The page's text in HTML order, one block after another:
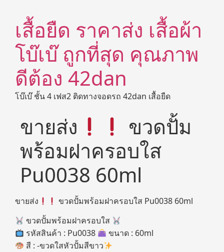
เสื้อยืด ราคาส่ง เสื้อผ้า
โบ๊เบ๊ ถูกที่สุด คุณภาพ
ดีต้อง 42dan
โบ๊เบ๊ ชั้น 4 เฟส2 ติดทางจอดรถ 42dan เสื้อยืด
ขายส่ง
ขวดปั้ม
พร้อมฝาครอบใส
Pu0038 60ml
ขายส่ง
ขวดปั้มพร้อมฝาครอบใส Pu0038 60ml
ขวดปั้มพร้อมฝาครอบใส
รหัสสินค้า : Pu0038
ขนาด : 60ml
สี : -ขวดใสหัวปั้มสีขาว